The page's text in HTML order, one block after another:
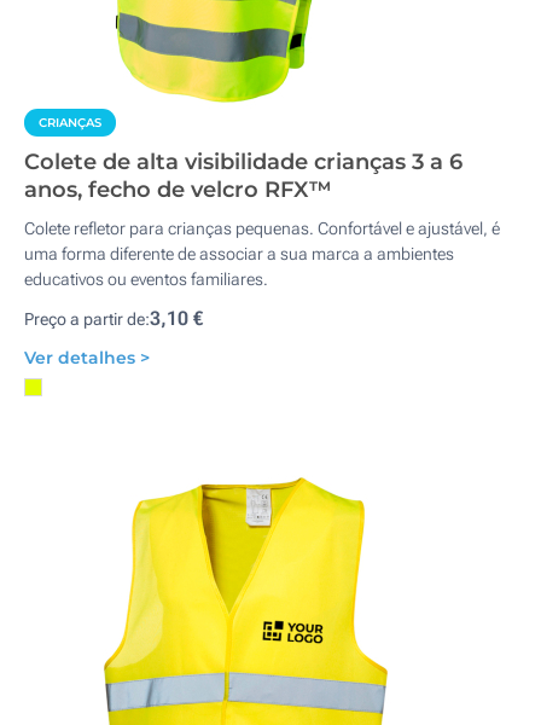
CRIANÇAS
Colete de alta visibilidade crianças 3 a 6
anos, fecho de velcro RFX™
Colete refletor para crianças pequenas. Confortável e ajustável, é
uma forma diferente de associar a sua marca a ambientes
educativos ou eventos familiares.
Preço a partir de:3,10 €
Ver detalhes >